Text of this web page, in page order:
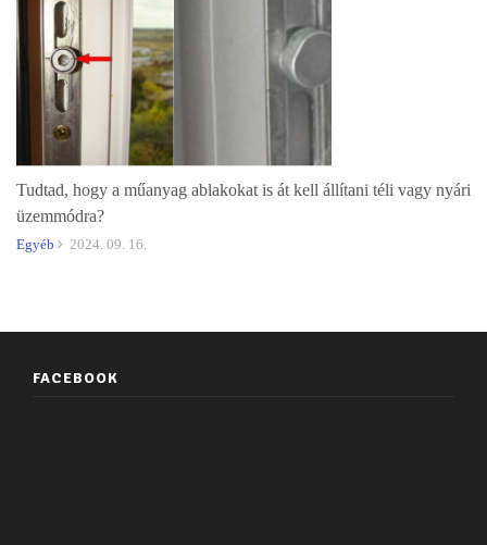
Tudtad, hogy a műanyag ablakokat is át kell állítani téli vagy nyári
üzemmódra?
Egyéb 2024. 09. 16.
FACEBOOK